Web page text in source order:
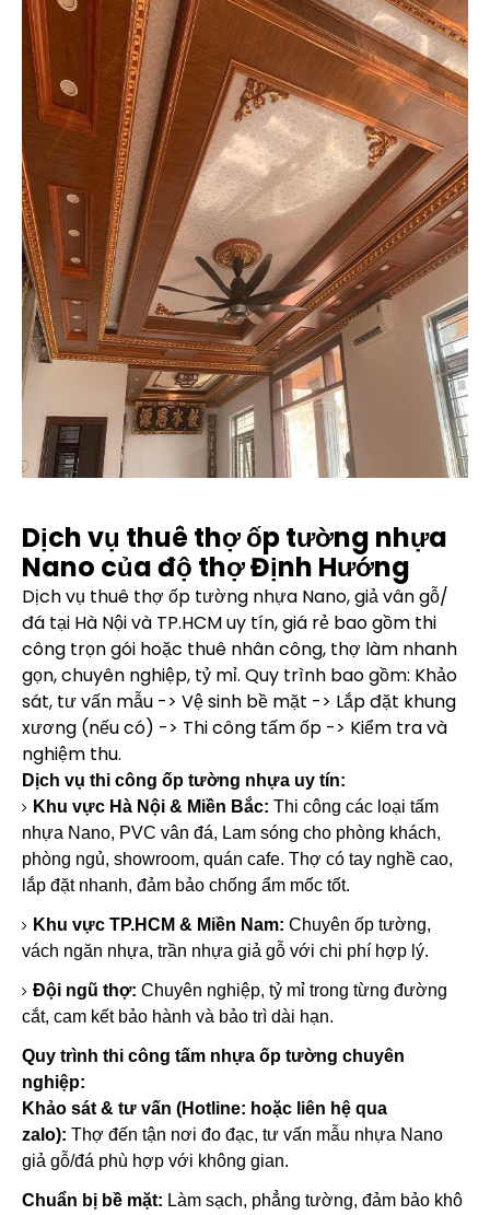
Dịch vụ thuê thợ ốp tường nhựa
Nano của độ thợ Định Hướng
Dịch vụ thuê thợ ốp tường nhựa Nano, giả vân gỗ/
đá tại Hà Nội và TP.HCM uy tín, giá rẻ bao gồm thi
công trọn gói hoặc thuê nhân công, thợ làm nhanh
gọn, chuyên nghiệp, tỷ mỉ. Quy trình bao gồm: Khảo
sát, tư vấn mẫu -> Vệ sinh bề mặt -> Lắp đặt khung
xương (nếu có) -> Thi công tấm ốp -> Kiểm tra và
nghiệm thu.
Dịch vụ thi công ốp tường nhựa uy tín:
Khu vực Hà Nội & Miền Bắc: Thi công các loại tấm
nhựa Nano, PVC vân đá, Lam sóng cho phòng khách,
phòng ngủ, showroom, quán cafe. Thợ có tay nghề cao,
lắp đặt nhanh, đảm bảo chống ẩm mốc tốt.
Khu vực TP.HCM & Miền Nam: Chuyên ốp tường,
vách ngăn nhựa, trần nhựa giả gỗ với chi phí hợp lý.
Đội ngũ thợ: Chuyên nghiệp, tỷ mỉ trong từng đường
cắt, cam kết bảo hành và bảo trì dài hạn.
Quy trình thi công tấm nhựa ốp tường chuyên
nghiệp:
Khảo sát & tư vấn (Hotline: hoặc liên hệ qua
zalo): Thợ đến tận nơi đo đạc, tư vấn mẫu nhựa Nano
giả gỗ/đá phù hợp với không gian.
Chuẩn bị bề mặt: Làm sạch, phẳng tường, đảm bảo khô